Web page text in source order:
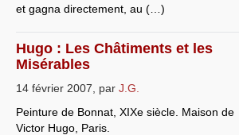
et gagna directement, au (…)
Hugo : Les Châtiments et les
Misérables
14 février 2007 par J.G.
Peinture de Bonnat, XIXe siècle. Maison de
Victor Hugo, Paris.